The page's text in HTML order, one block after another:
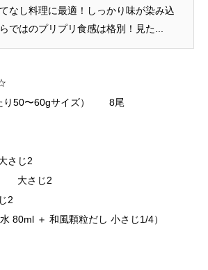
なし料理に最適！しっかり味が染み込
ではのプリプリ食感は格別！見た...
り50〜60gサイズ） 8尾
さじ2
大さじ2
2
＋ 和風顆粒だし 小さじ1/4）